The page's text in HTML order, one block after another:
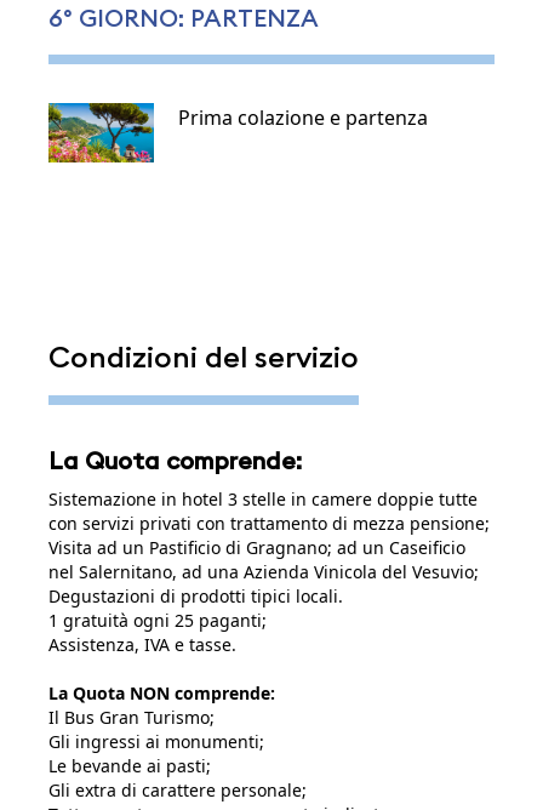
6° GIORNO: PARTENZA
Prima colazione e partenza
Condizioni del servizio
La Quota comprende:
Sistemazione in hotel 3 stelle in camere doppie tutte
con servizi privati con trattamento di mezza pensione;
Visita ad un Pastificio di Gragnano; ad un Caseificio
nel Salernitano, ad una Azienda Vinicola del Vesuvio;
Degustazioni di prodotti tipici locali.
1 gratuità ogni 25 paganti;
Assistenza, IVA e tasse.
La Quota NON comprende:
Il Bus Gran Turismo;
Gli ingressi ai monumenti;
Le bevande ai pasti;
Gli extra di carattere personale;